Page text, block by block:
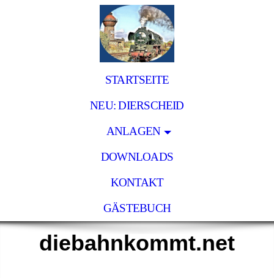
STARTSEITE
NEU: DIERSCHEID
ANLAGEN
DOWNLOADS
KONTAKT
GÄSTEBUCH
diebahnkommt.net